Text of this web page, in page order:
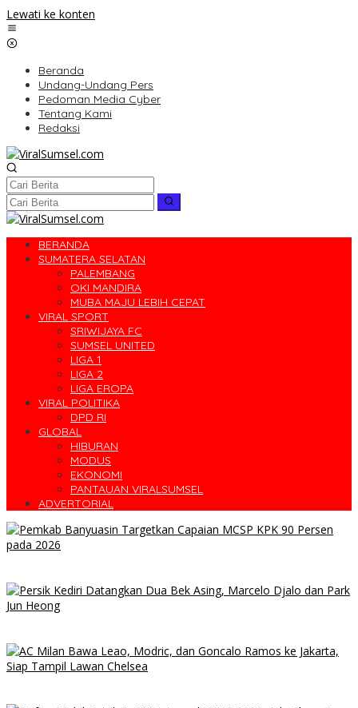
Lewati ke konten
Beranda
Undang-Undang Pers
Pedoman Media Cyber
Tentang Kami
Redaksi
BERANDA
SUMATERA SELATAN
PALEMBANG
OKI MANDIRA
MUBA MAJU LEBIH CEPAT
VIRAL SPORT
SRIWIJAYA FC
SUMSEL UNITED
LIGA 1
LIGA 2
LIGA EROPA
VIRAL POLITIKA
DPD RI
GLOBAL
HIBURAN
MODUS
EKONOMI
PANTAUAN VIRALSUMSEL
ADVERTORIAL